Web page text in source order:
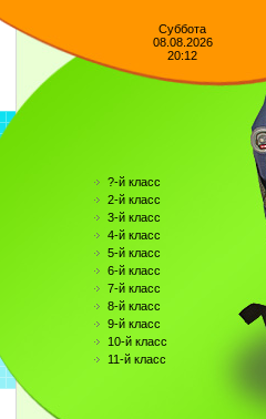
Суббота
08.08.2026
20:12
?-й класс
2-й класс
3-й класс
4-й класс
5-й класс
6-й класс
7-й класс
8-й класс
9-й класс
10-й класс
11-й класс